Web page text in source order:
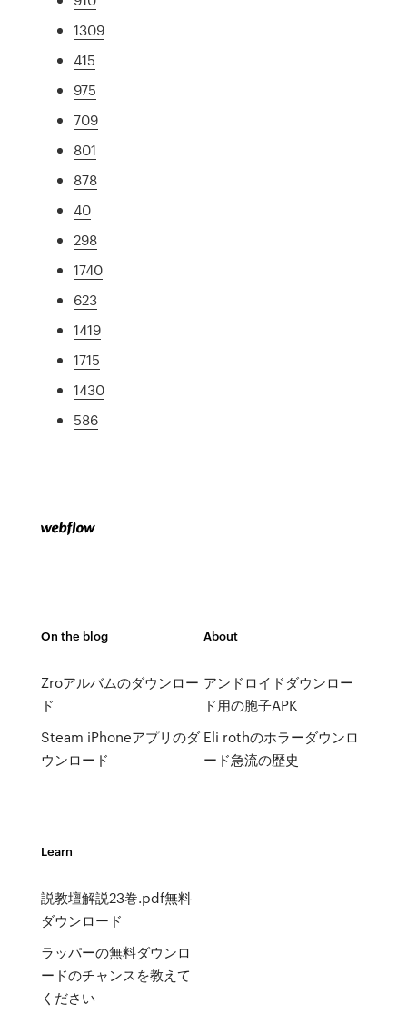
1309
415
975
709
801
878
40
298
1740
623
1419
1715
1430
586
On the blog
Zroアルバムのダウンロー
ド
Steam iPhoneアプリのダ
ウンロード
About
アンドロイドダウンロー
ド用の胞子APK
Eli rothのホラーダウンロ
ード急流の歴史
Learn
説教壇解説23巻.pdf無料
ダウンロード
ラッパーの無料ダウンロ
ードのチャンスを教えて
ください